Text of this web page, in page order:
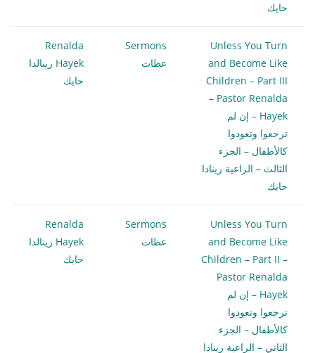
حايك
Unless You Turn
and Become Like
Children – Part III
– Pastor Renalda
Hayek – إن لم
ترجعوا وتعودوا
كالأطفال – الجزء
الثالث – الراعية رينادا
حايك
Sermons
عظات
Renalda
Hayek رينالدا
حايك
Unless You Turn
and Become Like
Children – Part II –
Pastor Renalda
Hayek – إن لم
ترجعوا وتعودوا
كالأطفال – الجزء
الثاني – الراعية رينادا
Sermons
عظات
Renalda
Hayek رينالدا
حايك